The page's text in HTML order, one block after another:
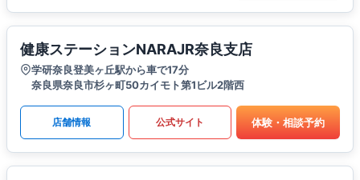
健康ステーションNARAJR奈良支店
学研奈良登美ヶ丘駅から車で17分
奈良県奈良市杉ヶ町50カイモト第1ビル2階​​西
店舗情報 公式サイト 体験・相談予約